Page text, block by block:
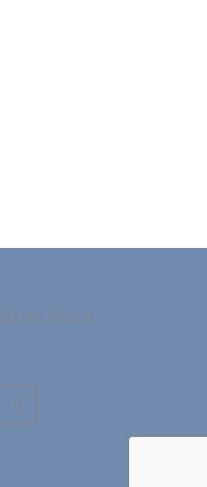
do Arraial